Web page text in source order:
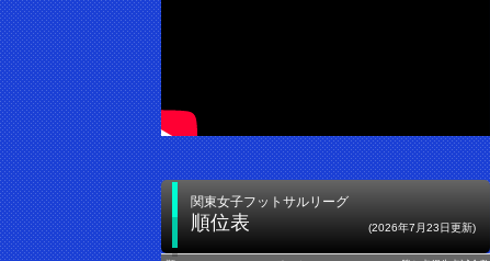
関東女子フットサルリーグ
順位表 (2026年7月23日更新)